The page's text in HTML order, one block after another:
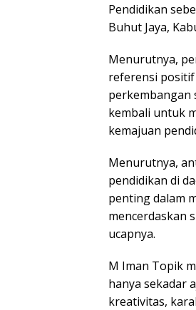
Pendidikan
Buhut Jaya,
Menurutnya,
referensi positif
perkembangan
kembali untuk
kemajuan
Menurutnya,
pendidikan di
penting dalam
mencerdaskan
ucapnya.
M Iman Topik
hanya sekadar
kreativitas,